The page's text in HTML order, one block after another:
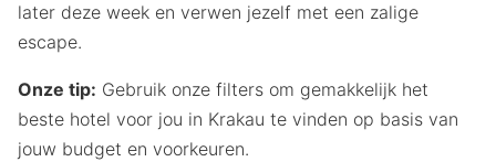
later deze week en verwen jezelf met een zalige
escape.
Onze tip: Gebruik onze filters om gemakkelijk het
beste hotel voor jou in Krakau te vinden op basis van
jouw budget en voorkeuren.